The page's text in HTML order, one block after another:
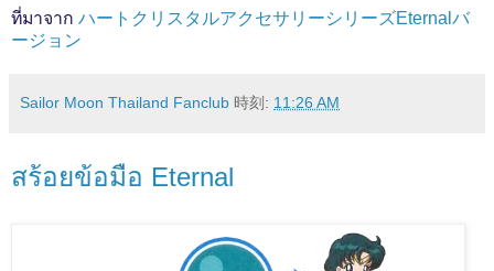
ที่มาจาก ハートクリスタルアクセサリーシリーズEternalバ
ージョン
Sailor Moon Thailand Fanclub 時刻: 11:26 AM
สร้อยข้อมือ Eternal